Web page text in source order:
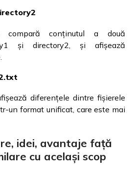
compară conținutul a două
și directory2, și afișează
diferențele dintre fișierele
un format unificat, care este mai
idei, avantaje față
cu același scop